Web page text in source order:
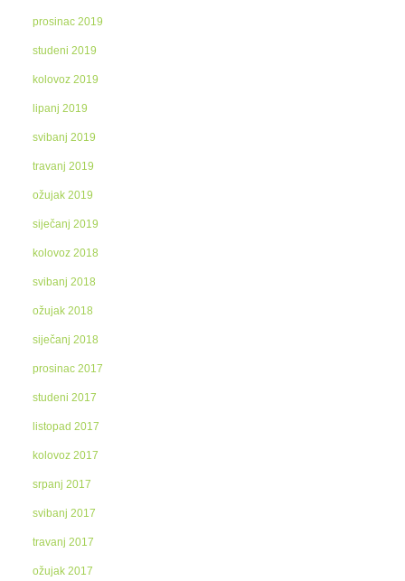
prosinac 2019
studeni 2019
kolovoz 2019
lipanj 2019
svibanj 2019
travanj 2019
ožujak 2019
siječanj 2019
kolovoz 2018
svibanj 2018
ožujak 2018
siječanj 2018
prosinac 2017
studeni 2017
listopad 2017
kolovoz 2017
srpanj 2017
svibanj 2017
travanj 2017
ožujak 2017